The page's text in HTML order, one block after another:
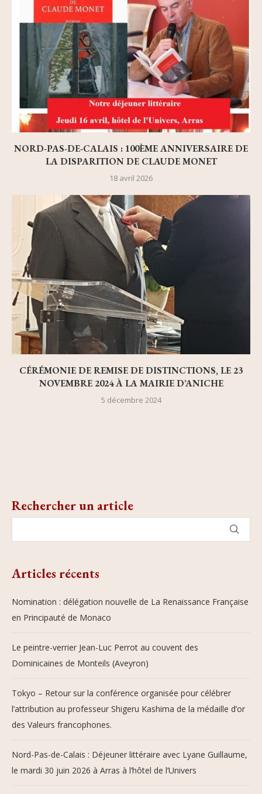
NORD-PAS-DE-CALAIS : 100ÈME ANNIVERSAIRE DE
LA DISPARITION DE CLAUDE MONET
18 avril 2026
CÉRÉMONIE DE REMISE DE DISTINCTIONS, LE 23
NOVEMBRE 2024 À LA MAIRIE D’ANICHE
5 décembre 2024
Rechercher un article
Articles récents
Nomination : délégation nouvelle de La Renaissance Française
en Principauté de Monaco
Le peintre-verrier Jean-Luc Perrot au couvent des
Dominicaines de Monteils (Aveyron)
Tokyo – Retour sur la conférence organisée pour célébrer
l’attribution au professeur Shigeru Kashima de la médaille d’or
des Valeurs francophones.
Nord-Pas-de-Calais : Déjeuner littéraire avec Lyane Guillaume,
le mardi 30 juin 2026 à Arras à l’hôtel de l’Univers